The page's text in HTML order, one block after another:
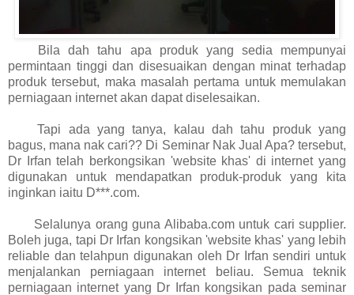
Bila dah tahu apa produk yang sedia mempunyai
permintaan tinggi dan disesuaikan dengan minat terhadap
produk tersebut, maka masalah pertama untuk memulakan
perniagaan internet akan dapat diselesaikan.
Tapi ada yang tanya, kalau dah tahu produk yang
bagus, mana nak cari?? Di Seminar Nak Jual Apa? tersebut,
Dr Irfan telah berkongsikan 'website khas' di internet yang
digunakan untuk mendapatkan produk-produk yang kita
inginkan iaitu D***.com.
Selalunya orang guna Alibaba.com untuk cari supplier.
Boleh juga, tapi Dr Irfan kongsikan 'website khas' yang lebih
reliable dan telahpun digunakan oleh Dr Irfan sendiri untuk
menjalankan perniagaan internet beliau. Semua teknik
perniagaan internet yang Dr Irfan kongsikan pada seminar